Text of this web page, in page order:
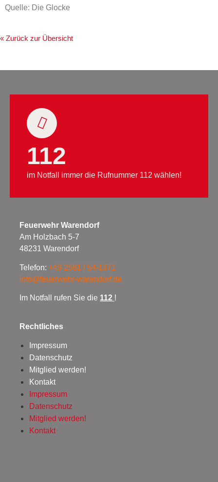
Quelle: Die Glocke
« Zurück zur Übersicht
112
im Notfall immer die Rufnummer 112 wählen!
Feuerwehr Warendorf
Am Holzbach 5-7
48231 Warendorf
Telefon: +49 2581 / 54-1371
info@feuerwehr-warendorf.de
Im Notfall rufen Sie die 112 !
Rechtliches
Impressum
Datenschutz
Mitglied werden!
Kontakt
Impressum
Datenschutz
Mitglied werden!
Kontakt